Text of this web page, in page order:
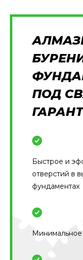
ПОД
Быстрое и
отверстий в
фундаментах